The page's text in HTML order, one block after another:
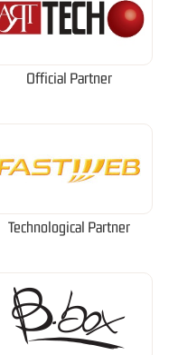
Official Partner
Technological Partner